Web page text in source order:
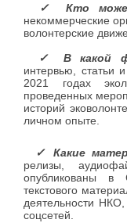
⠀✓ Кто может
некоммерческие
волонтерские
⠀✓ В какой
интервью, статьи
2021 годах
проведенных
историй
личном опыте.
⠀✓ Какие
релизы,
опубликованы в
текстового
деятельности
соцсетей.